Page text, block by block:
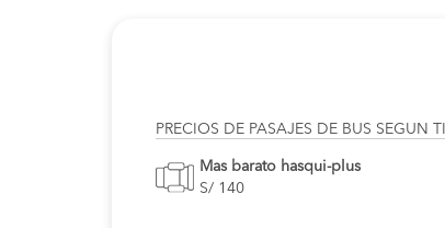
PRECIOS DE PASAJES DE BUS SEGUN
Mas barato hasqui-plus
S/ 140